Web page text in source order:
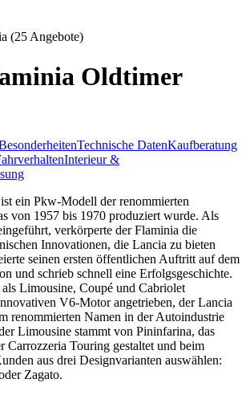
(25 Angebote)
Oldtimer
Technische DatenKaufberatung
Interieur &
ein Pkw-Modell der renommierten
von 1957 bis 1970 produziert wurde. Als
verkörperte der Flaminia die
Innovationen, die Lancia zu bieten
seinen ersten öffentlichen Auftritt auf dem
und schrieb schnell eine Erfolgsgeschichte.
Limousine, Coupé und Cabriolet
V6-Motor angetrieben, der Lancia
renommierten Namen in der Autoindustrie
Limousine stammt von Pininfarina, das
Carrozzeria Touring gestaltet und beim
aus drei Designvarianten auswählen:
Zagato.